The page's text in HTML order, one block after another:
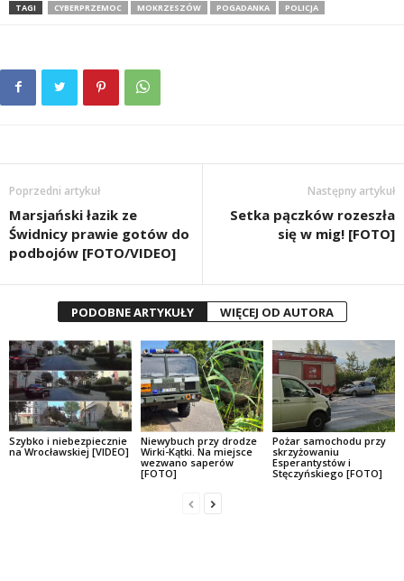
TAGI CYBERPRZEMOC MOKRZESZÓW POGADANKA POLICJA
Poprzedni artykuł
Marsjański łazik ze
Świdnicy prawie gotów do
podbojów [FOTO/VIDEO]
Następny artykuł
Setka pączków rozeszła
się w mig! [FOTO]
PODOBNE ARTYKUŁY WIĘCEJ OD AUTORA
Szybko i niebezpiecznie
na Wrocławskiej [VIDEO]
Niewybuch przy drodze
Wirki-Kątki. Na miejsce
wezwano saperów
[FOTO]
Pożar samochodu przy
skrzyżowaniu
Esperantystów i
Stęczyńskiego [FOTO]